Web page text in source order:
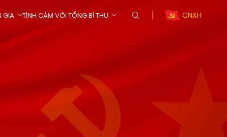
GIA TÌNH CẢM VỚI TỔNG BÍ THƯ CNXH